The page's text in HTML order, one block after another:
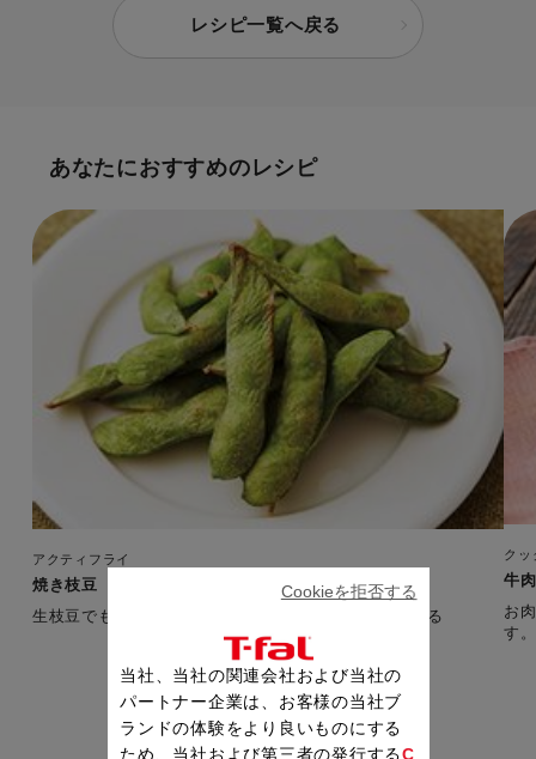
レシピ一覧へ戻る
あなたにおすすめのレシピ
アクティフライ
焼き枝豆（井上真里恵先生のレシピ）
生枝豆でも、冷凍枝豆でも、どちらでもおいしくできる
クッ
牛
お
当社、当社の関連会社および当社の
パートナー企業は、お客様の当社ブ
ランドの体験をより良いものにする
ため、当社および第三者の発行するC
Cookieを拒否する